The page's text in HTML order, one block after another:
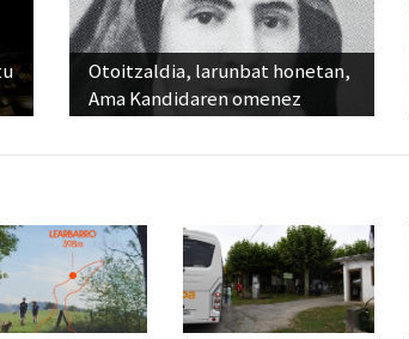
Otoitzaldia, larunbat honetan,
Ama Kandidaren omenez